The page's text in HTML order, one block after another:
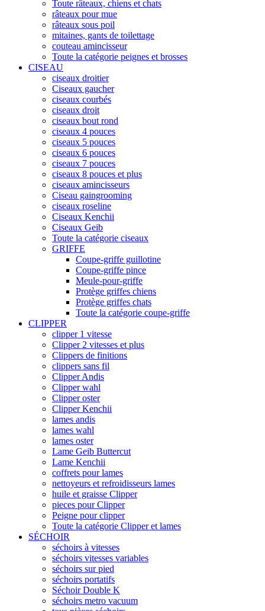
Toute râteaux, chiens et chats
râteaux pour mue
râteaux sous poil
mitaines, gants de toilettage
couteau amincisseur
Toute la catégorie peignes et brosses
CISEAU
ciseaux droitier
Ciseaux gaucher
ciseaux courbés
ciseaux droit
ciseaux bout rond
ciseaux 4 pouces
ciseaux 5 pouces
ciseaux 6 pouces
ciseaux 7 pouces
ciseaux 8 pouces et plus
ciseaux amincisseurs
Ciseau gaingrooming
ciseaux roseline
Ciseaux Kenchii
Ciseaux Geib
Toute la catégorie ciseaux
GRIFFE
Coupe-griffe guillotine
Coupe-griffe pince
Meule-pour-griffe
Protège griffes chiens
Protège griffes chats
Toute la catégorie coupe-griffe
CLIPPER
clipper 1 vitesse
Clipper 2 vitesses et plus
Clippers de finitions
clippers sans fil
Clipper Andis
Clipper wahl
Clipper oster
Clipper Kenchii
lames andis
lames wahl
lames oster
Lame Geib Buttercut
Lame Kenchii
coffrets pour lames
nettoyeurs et refroidisseurs lames
huile et graisse Clipper
pieces pour Clipper
Peigne pour clipper
Toute la catégorie Clipper et lames
SÉCHOIR
séchoirs à vitesses
séchoirs vitesses variables
séchoirs sur pied
séchoirs portatifs
Séchoir Double K
séchoirs metro vacuum